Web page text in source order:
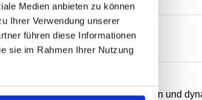
Medien anbieten zu können
Ihrer Verwendung unserer
führen diese Informationen
sie im Rahmen Ihrer Nutzung
Anwendungsfälle in statischen und